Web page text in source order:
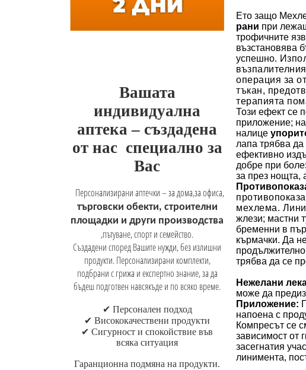
Вашата
индивидуална
аптека – създадена
от нас специално за
Вас
Персонализирани аптечки – за дома,за офиса,
търговски обекти, строителни
площадки и други производства
,пътуване, спорт и семейство.
Създадени според Вашите нужди, без излишни
продукти. Персонализирани комплекти,
подбрани с грижа и експертно знание, за да
бъдеш подготвен навсякъде и по всяко време.
✔ Персонален подход
✔ Висококачествени продукти
✔ Сигурност и спокойствие във
всяка ситуация
Гаранционна подмяна на продукти.
Ето защо
рани при
трофичните
възстановява
успешно.
операция за
тъкан,
терапията
Този ефект се
приложение;
налице
лапа трябва
ефективно
добре при
за през нощта,
мехлема.
жлези; мастни
бременни в
кърмачки. Да
трябва да се
Нежелани
може да
Приложение:
напоена с
Компресът се
зависимост от
засегнатия
линимента,